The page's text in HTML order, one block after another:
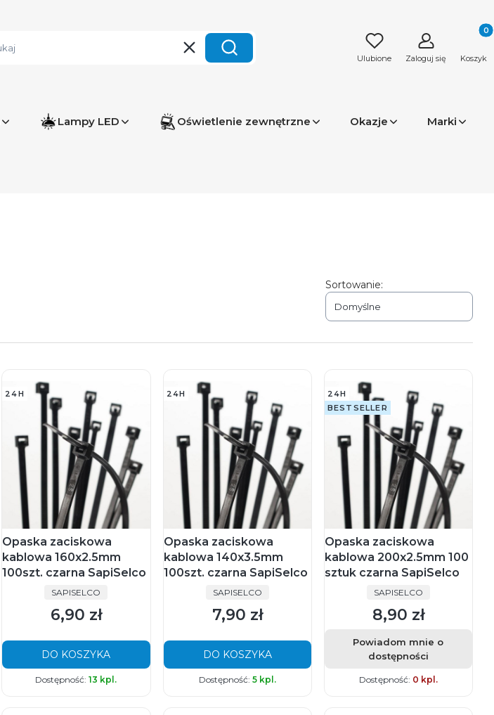
WyczyśćSzukaj Ulubione Zaloguj się Koszyk
Lampy LED Oświetlenie zewnętrzne Okazje Marki
Sortowanie:
Domyślne
24H
Opaska zaciskowa
kablowa 160x2.5mm
100szt. czarna SapiSelco
PRODUCENT
SAPISELCO
Cena
6,90 zł
DO KOSZYKA
Dostępność:13 kpl.
24H
Opaska zaciskowa
kablowa 140x3.5mm
100szt. czarna SapiSelco
PRODUCENT
SAPISELCO
Cena
7,90 zł
DO KOSZYKA
Dostępność: 5 kpl.
24H
BESTSELLER
Opaska zaciskowa
kablowa 200x2.5mm 100
sztuk czarna SapiSelco
PRODUCENT
SAPISELCO
Cena
8,90 zł
Powiadom mnie o
dostępności
Dostępność: 0 kpl.